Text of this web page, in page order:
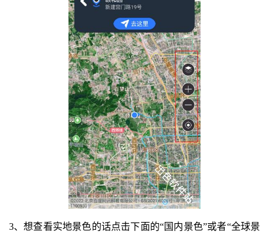
3、想查看实地景色的话点击下面的“国内景色”或者“全球景